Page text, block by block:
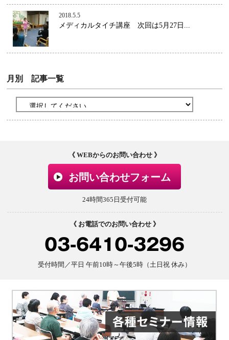
2018.5.5
メディカルタイチ講座 次回は5月27日...
月別 記事一覧
《 WEBからのお問い合わせ 》
お問い合わせフォーム
24時間365日受付可能
《 お電話でのお問い合わせ 》
03-6410-3296
受付時間／平日 午前10時～午後5時（土日祝 休み）